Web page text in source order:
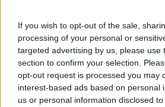
If you wish to opt-out of the sale,
processing of your personal or
targeted advertising by us, please use
section to confirm your selection.
opt-out request is processed you may
interest-based ads based on personal
us or personal information disclosed
estadísticos de cuándo y dónde se televisan
equipoNew York RBenEspaña , que fue el
siguientes datos:
283
PARTIDOS